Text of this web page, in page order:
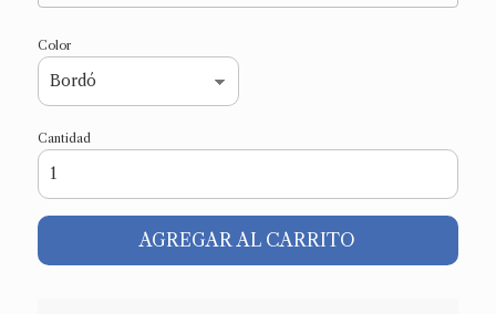
Color
Cantidad
AGREGAR AL CARRITO